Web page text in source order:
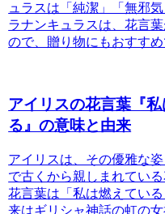
ュラスは「純潔」「無邪気
ラナンキュラスは、花言
ので、贈り物にもおすすめ
アイリスの花言葉『
る』の意味と由来
アイリスは、その優雅な
で古くから親しまれている
花言葉は「私は燃えてい
来はギリシャ神話の虹の